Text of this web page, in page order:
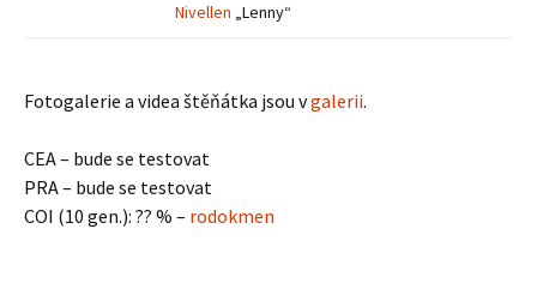
Nivellen „Lenny“
Fotogalerie a videa štěňátka jsou vgalerii.
CEA – bude se testovat
PRA – bude se testovat
COI (10 gen.): ?? % – rodokmen